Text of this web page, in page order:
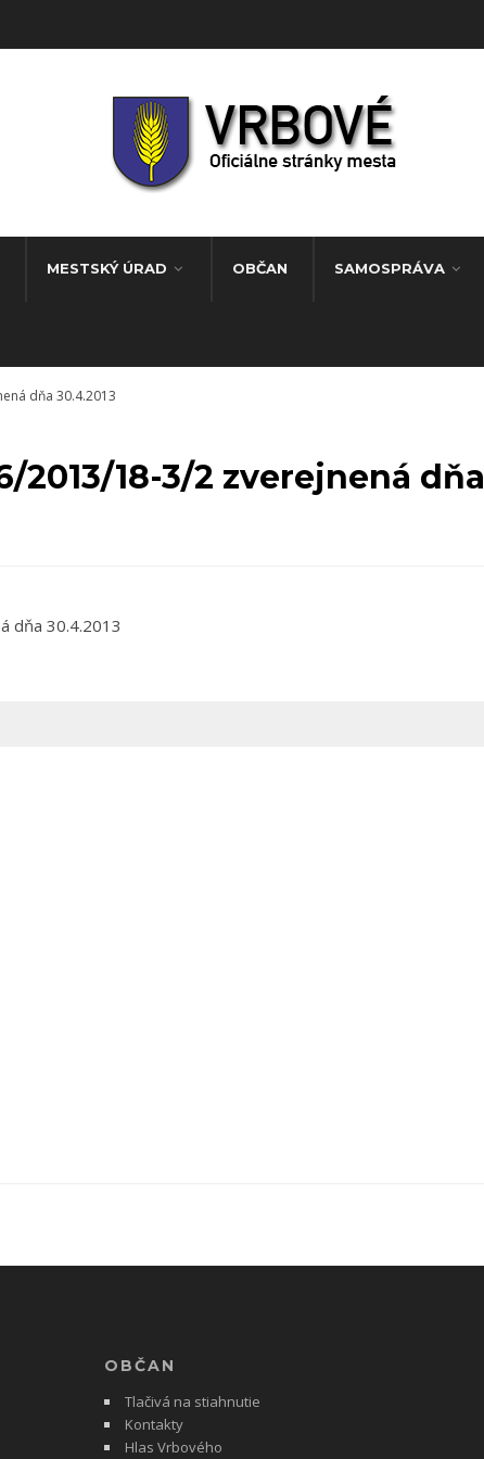
MESTSKÝ ÚRAD OBČAN SAMOSPRÁVA
dňa 30.4.2013
2013/18-3/2 zverejnená dňa
dňa 30.4.2013
OBČAN
Tlačivá na stiahnutie
Kontakty
Hlas Vrbového